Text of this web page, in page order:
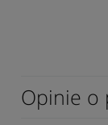
Opinie o